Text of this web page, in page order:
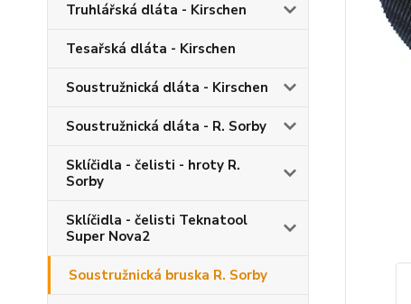
Truhlářská dláta - Kirschen
Tesařská dláta - Kirschen
Soustružnická dláta - Kirschen
Soustružnická dláta - R. Sorby
Sklíčidla - čelisti - hroty R.
Sorby
Sklíčidla - čelisti Teknatool
Super Nova2
Soustružnická bruska R. Sorby